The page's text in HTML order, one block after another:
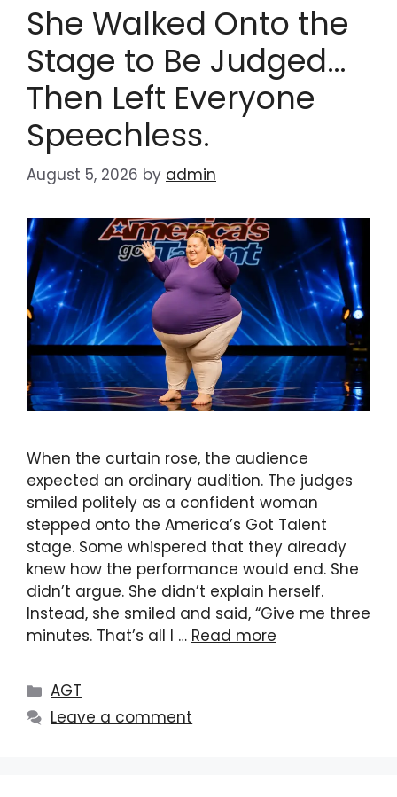
She Walked Onto the
Stage to Be Judged…
Then Left Everyone
Speechless.
August 5, 2026 by admin
When the curtain rose, the audience
expected an ordinary audition. The judges
smiled politely as a confident woman
stepped onto the America’s Got Talent
stage. Some whispered that they already
knew how the performance would end. She
didn’t argue. She didn’t explain herself.
Instead, she smiled and said, “Give me three
minutes. That’s all I … Read more
Categories
AGT
Leave a comment